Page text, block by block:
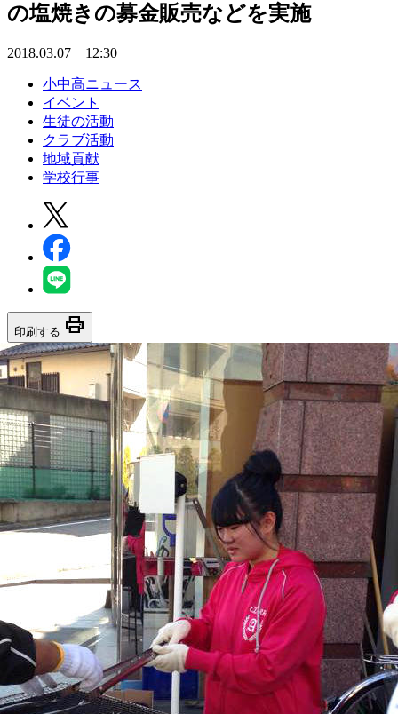
の塩焼きの募金販売などを実施
2018.03.07 12:30
小中高ニュース
イベント
生徒の活動
クラブ活動
地域貢献
学校行事
印刷する print